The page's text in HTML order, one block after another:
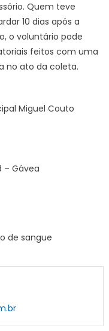
Quem teve
10 dias após a
o voluntário pode
feitos com uma
no ato da coleta.
Miguel Couto
– Gávea
de sangue